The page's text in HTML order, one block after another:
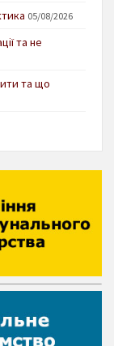
05/08/2026
та не
та що